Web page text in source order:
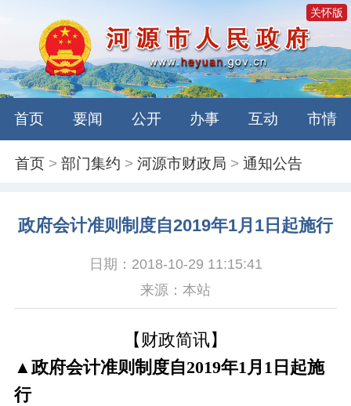
关怀版
首页 要闻 公开 办事 互动 市情
首页 >部门集约 >河源市财政局 >通知公告
政府会计准则制度自2019年1月1日起施行
日期：2018-10-29 11:15:41
来源：本站
【 财政简讯】
▲政府会计准则制度自2019年1月1日起施
行